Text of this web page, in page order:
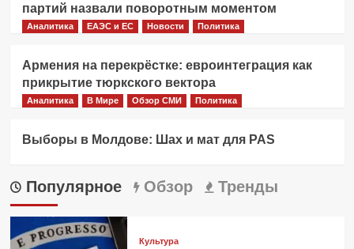
партий назвали поворотным моментом
Аналитика ЕАЭС и ЕС Новости Политика
Армения на перекрёстке: евроинтеграция как
прикрытие тюркского вектора
Аналитика В Мире Обзор СМИ Политика
Выборы в Молдове: Шах и мат для PAS
Популярное Обзор Тренды
Культура